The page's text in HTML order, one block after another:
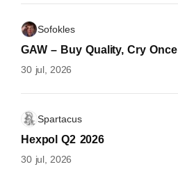
Sofokles
GAW – Buy Quality, Cry Once
30 jul, 2026
Spartacus
Hexpol Q2 2026
30 jul, 2026